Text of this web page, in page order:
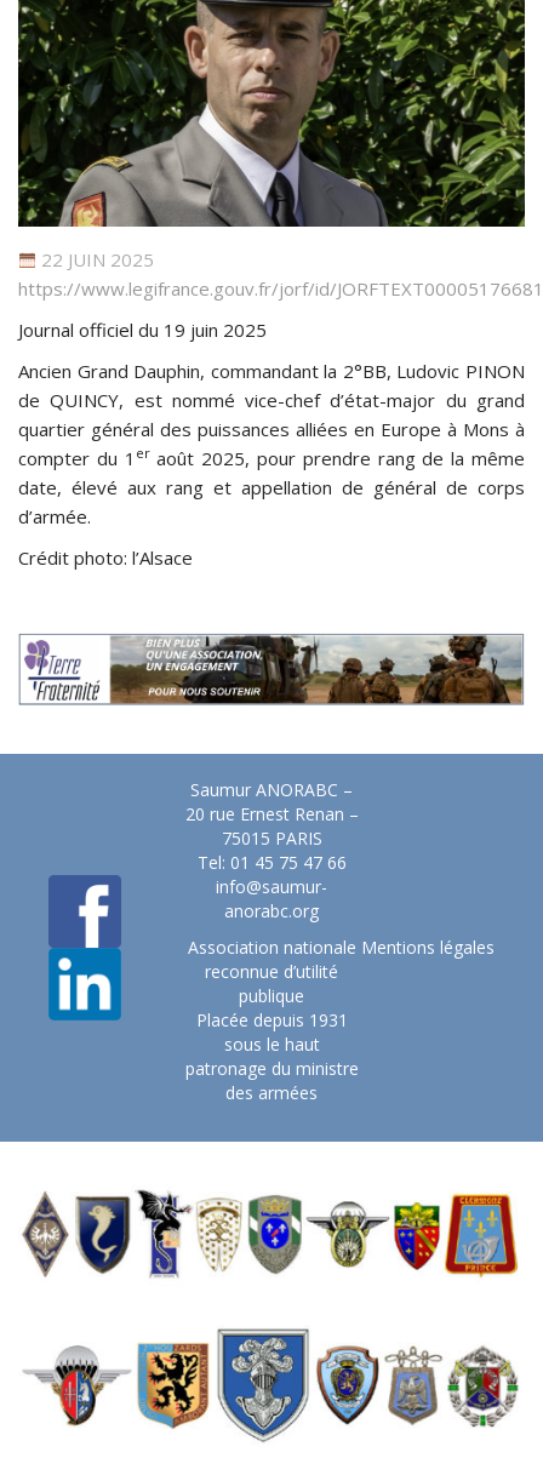
22 JUIN 2025
https://www.legifrance.gouv.fr/jorf/id/
Journal officiel du 19 juin 2025
Ancien Grand Dauphin, commandant la 2°BB, Ludovic PINON
de QUINCY, est nommé vice-chef d’état-major du grand
quartier général des puissances alliées en Europe à Mons à
compter du 1 eraoût 2025, pour prendre rang de la même
date, élevé aux rang et appellation de général de corps
d’armée.
Crédit photo: l’Alsace
Saumur ANORABC –
20 rue Ernest Renan –
75015 PARIS
Tel: 01 45 75 47 66
info@saumur-
anorabc.org
Association nationale
reconnue d’utilité
publique
Placée depuis 1931
sous le haut
patronage du ministre
des armées
Mentions légales